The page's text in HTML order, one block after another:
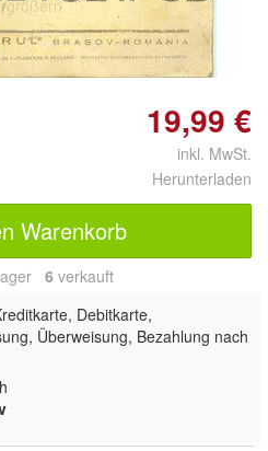
19,99 €
inkl. MwSt.
Herunterladen
Warenkorb
6 verkauft
Debitkarte,
Überweisung, Bezahlung nach